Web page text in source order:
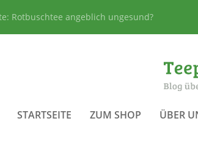
Rotbuschtee angeblich ungesund?
STARTSEITE ZUM SHOP ÜBER